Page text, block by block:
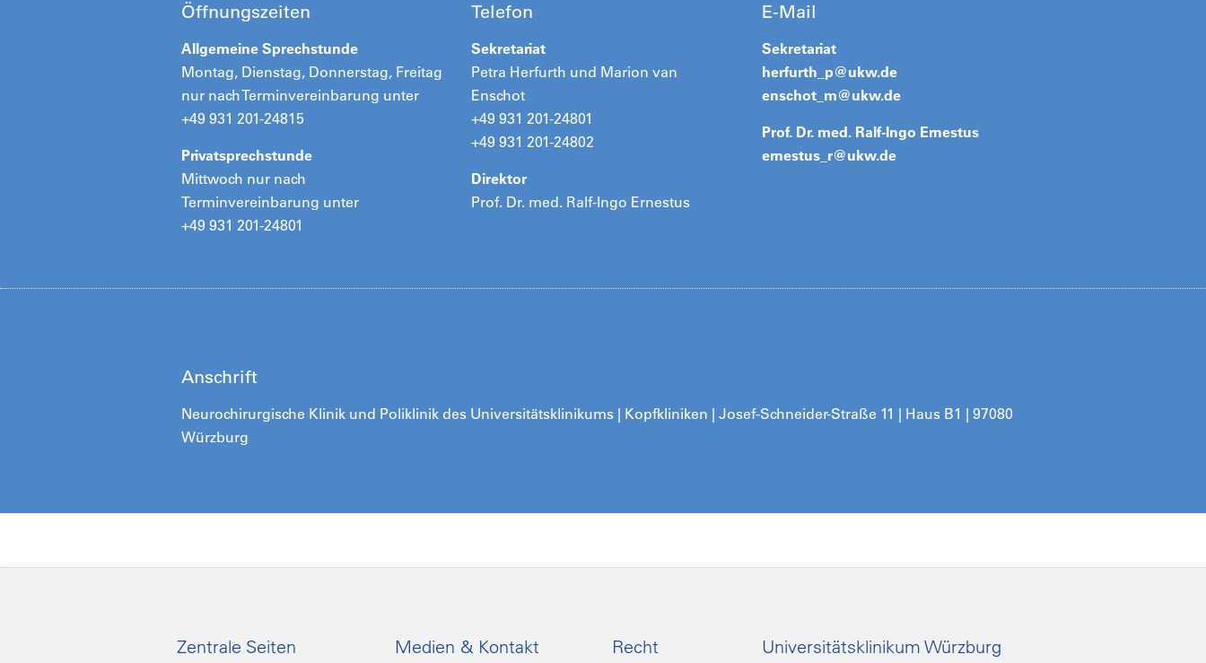
Öffnungszeiten
Allgemeine Sprechstunde
Montag, Dienstag, Donnerstag, Freitag
nur nach Terminvereinbarung unter
+49 931 201-24815
Privatsprechstunde
Mittwoch nur nach
Terminvereinbarung unter
+49 931 201-24801
Telefon
Sekretariat
Petra Herfurth und Marion van
Enschot
+49 931 201-24801
+49 931 201-24802
Direktor
Prof. Dr. med. Ralf-Ingo Ernestus
E-Mail
Sekretariat
herfurth_p@ukw.de
enschot_m@ukw.de
Prof. Dr. med. Ralf-Ingo Ernestus
ernestus_r@ukw.de
Anschrift
Neurochirurgische Klinik und Poliklinik des Universitätsklinikums | Kopfkliniken | Josef-Schneider-Straße 11 | Haus B1 | 97080
Würzburg
Zentrale Seiten Medien & Kontakt Recht Universitätsklinikum Würzburg